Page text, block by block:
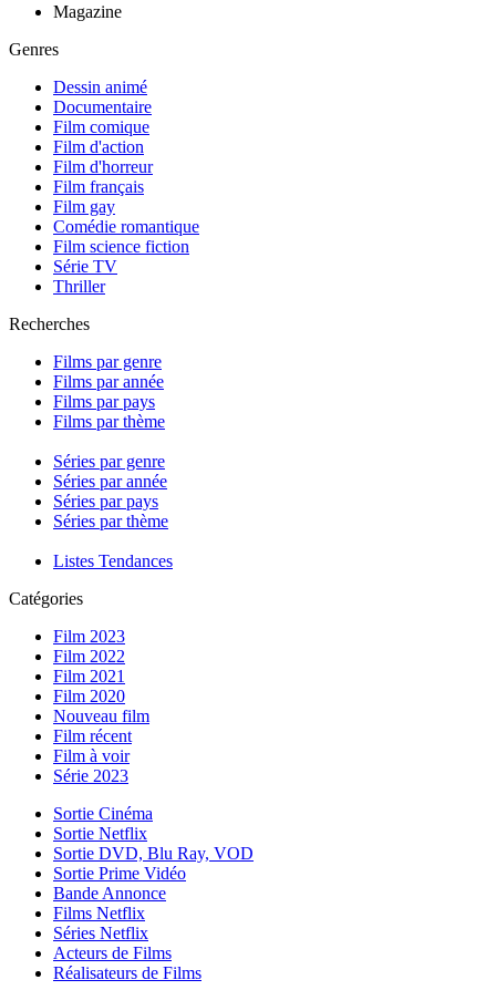
Magazine
Genres
Dessin animé
Documentaire
Film comique
Film d'action
Film d'horreur
Film français
Film gay
Comédie romantique
Film science fiction
Série TV
Thriller
Recherches
Films par genre
Films par année
Films par pays
Films par thème
Séries par genre
Séries par année
Séries par pays
Séries par thème
Listes Tendances
Catégories
Film 2023
Film 2022
Film 2021
Film 2020
Nouveau film
Film récent
Film à voir
Série 2023
Sortie Cinéma
Sortie Netflix
Sortie DVD, Blu Ray, VOD
Sortie Prime Vidéo
Bande Annonce
Films Netflix
Séries Netflix
Acteurs de Films
Réalisateurs de Films